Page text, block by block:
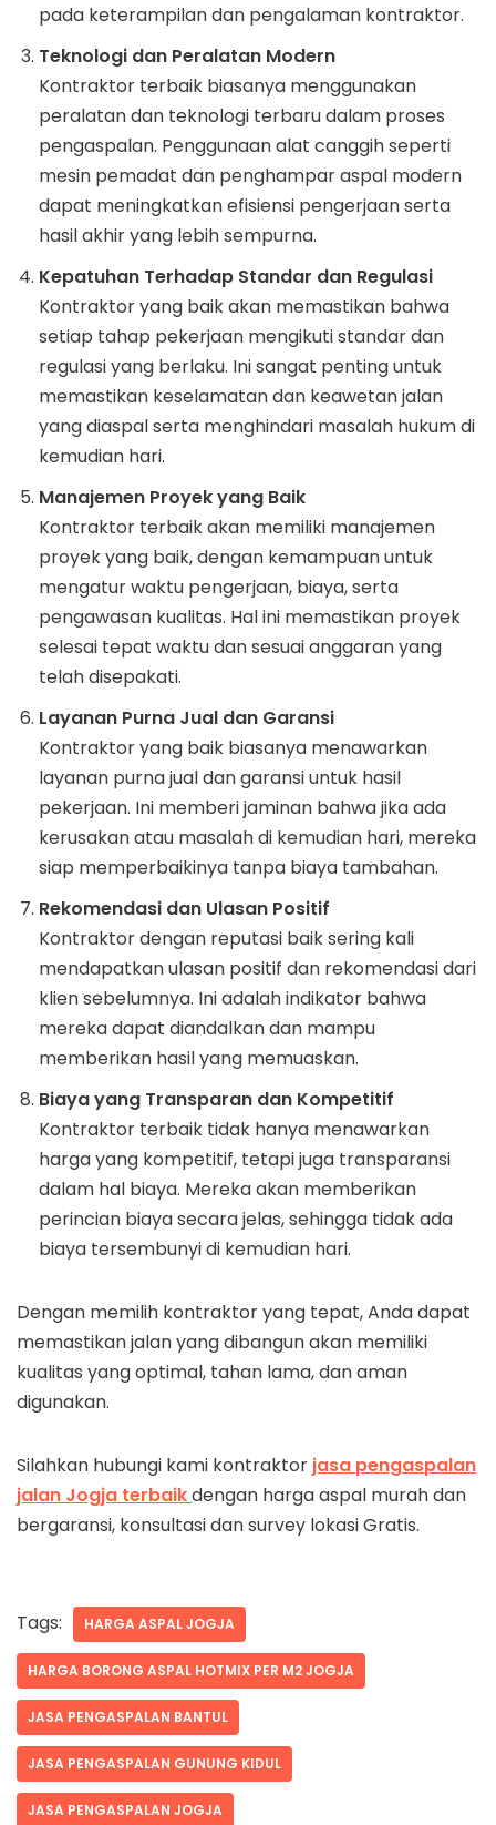
pada keterampilan dan pengalaman kontraktor.
Teknologi dan Peralatan Modern
Kontraktor terbaik biasanya menggunakan
peralatan dan teknologi terbaru dalam proses
pengaspalan. Penggunaan alat canggih seperti
mesin pemadat dan penghampar aspal modern
dapat meningkatkan efisiensi pengerjaan serta
hasil akhir yang lebih sempurna.
Kepatuhan Terhadap Standar dan Regulasi
Kontraktor yang baik akan memastikan bahwa
setiap tahap pekerjaan mengikuti standar dan
regulasi yang berlaku. Ini sangat penting untuk
memastikan keselamatan dan keawetan jalan
yang diaspal serta menghindari masalah hukum di
kemudian hari.
Manajemen Proyek yang Baik
Kontraktor terbaik akan memiliki manajemen
proyek yang baik, dengan kemampuan untuk
mengatur waktu pengerjaan, biaya, serta
pengawasan kualitas. Hal ini memastikan proyek
selesai tepat waktu dan sesuai anggaran yang
telah disepakati.
Layanan Purna Jual dan Garansi
Kontraktor yang baik biasanya menawarkan
layanan purna jual dan garansi untuk hasil
pekerjaan. Ini memberi jaminan bahwa jika ada
kerusakan atau masalah di kemudian hari, mereka
siap memperbaikinya tanpa biaya tambahan.
Rekomendasi dan Ulasan Positif
Kontraktor dengan reputasi baik sering kali
mendapatkan ulasan positif dan rekomendasi dari
klien sebelumnya. Ini adalah indikator bahwa
mereka dapat diandalkan dan mampu
memberikan hasil yang memuaskan.
Biaya yang Transparan dan Kompetitif
Kontraktor terbaik tidak hanya menawarkan
harga yang kompetitif, tetapi juga transparansi
dalam hal biaya. Mereka akan memberikan
perincian biaya secara jelas, sehingga tidak ada
biaya tersembunyi di kemudian hari.
Dengan memilih kontraktor yang tepat, Anda dapat
memastikan jalan yang dibangun akan memiliki
kualitas yang optimal, tahan lama, dan aman
digunakan.
Silahkan hubungi kami kontraktor jasa pengaspalan
jalan Jogja terbaikdengan harga aspal murah dan
bergaransi, konsultasi dan survey lokasi Gratis.
Tags: HARGA ASPAL JOGJA
HARGA BORONG ASPAL HOTMIX PER M2 JOGJA
JASA PENGASPALAN BANTUL
JASA PENGASPALAN GUNUNG KIDUL
JASA PENGASPALAN JOGJA